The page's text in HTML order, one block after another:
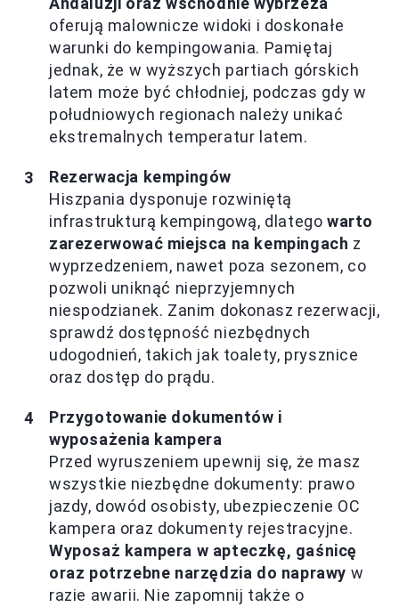
oferują malownicze widoki i doskonałe
warunki do kempingowania. Pamiętaj
jednak, że w wyższych partiach górskich
latem może być chłodniej, podczas gdy w
południowych regionach należy unikać
ekstremalnych temperatur latem.
Rezerwacja kempingów
Hiszpania dysponuje rozwiniętą
infrastrukturą kempingową, dlategowarto
zarezerwować miejsca na kempingach z
wyprzedzeniem, nawet poza sezonem, co
pozwoli uniknąć nieprzyjemnych
niespodzianek. Zanim dokonasz rezerwacji,
sprawdź dostępność niezbędnych
udogodnień, takich jak toalety, prysznice
oraz dostęp do prądu.
Przygotowanie dokumentów i
wyposażenia kampera
Przed wyruszeniem upewnij się, że masz
wszystkie niezbędne dokumenty: prawo
jazdy, dowód osobisty, ubezpieczenie OC
kampera oraz dokumenty rejestracyjne.
Wyposaż kampera w apteczkę, gaśnicę
oraz potrzebne narzędzia do naprawy w
razie awarii. Nie zapomnij także o